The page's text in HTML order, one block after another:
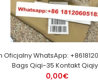
WhatsApp:
Bags Qiqi-35 Kontakt
0,00€